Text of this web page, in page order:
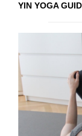
YIN YOGA